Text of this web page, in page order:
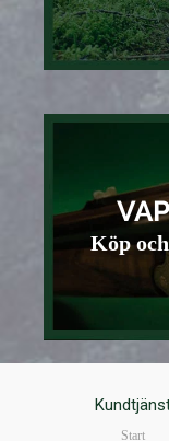
Köp
Start